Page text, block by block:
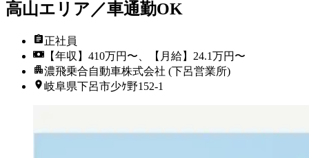
高山エリア／車通勤OK
正社員
【年収】410万円〜、【月給】24.1万円〜
濃飛乗合自動車株式会社 (下呂営業所)
岐阜県下呂市少ｹ野152-1